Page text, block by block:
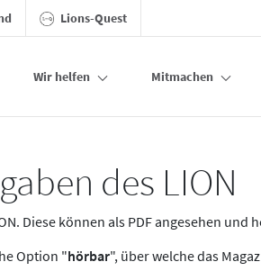
Lions-Quest
Wir helfen Mitmachen
des LION
Diese können als PDF angesehen und
Option "hörbar", über welche das